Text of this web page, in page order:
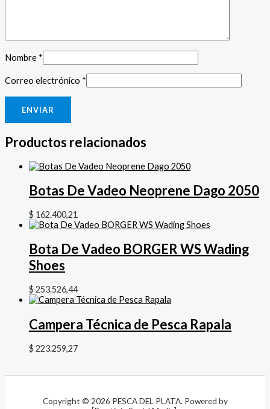
Nombre *
Correo electrónico *
Productos relacionados
Botas De Vadeo Neoprene Dago 2050
$ 162.400,21
Bota De Vadeo BORGER WS Wading
Shoes
$ 253.526,44
Campera Técnica de Pesca Rapala
$ 223.259,27
Copyright © 2026 PESCA DEL PLATA. Powered by